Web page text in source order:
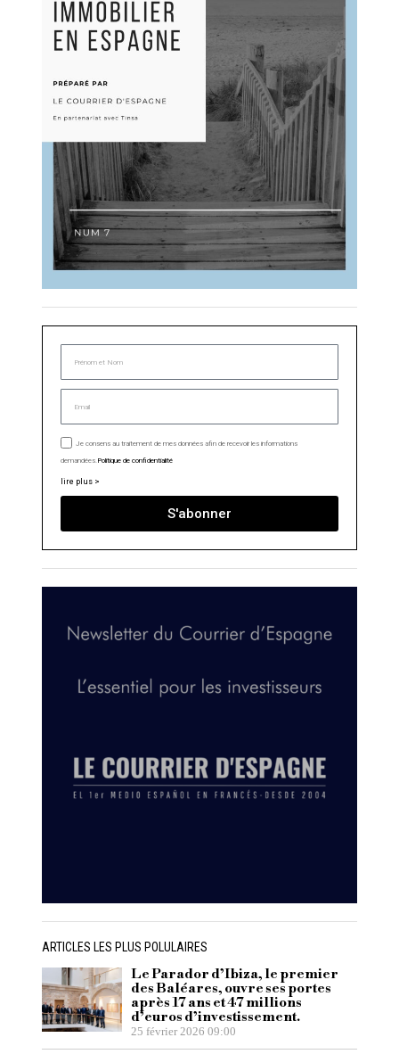
Je consens au traitement de mes données afin de recevoir les informations
demandées.Politique de confidentialité
lire plus >
S'abonner
ARTICLES LES PLUS POLULAIRES
Le Parador d’Ibiza, le premier
des Baléares, ouvre ses portes
après 17 ans et 47 millions
d’euros d’investissement.
25 février 2026 09:00